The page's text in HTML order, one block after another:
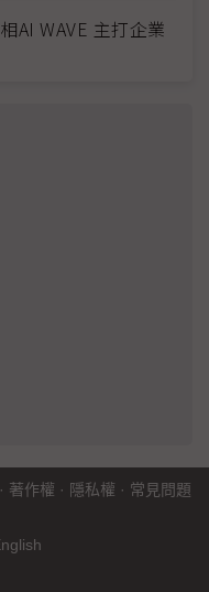
AI WAVE 主打企業
· 著作權 · 隱私權 · 常見問題